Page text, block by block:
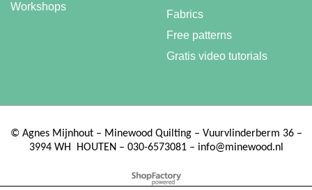
Fabrics
Free patterns
Gratis video tutorials
Workshops
©Agnes Mijnhout – Minewood Quilting – Vuurvlinderberm 36 –
3994 WH
HOUTEN – 030-6573081 – info@minewood.nl
To create online store ShopFactory eCommerce software was used.